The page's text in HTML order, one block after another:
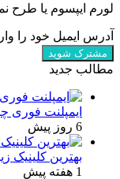
لورم ایپسوم یا طرح‌
آدرس ایمیل خود را
مطالب جدید
ایمپلنت
6 روز پیش
بهترین
1 هفته پیش